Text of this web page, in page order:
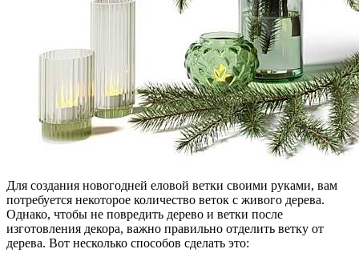
Для создания новогодней еловой ветки своими руками, вам
потребуется некоторое количество веток с живого дерева.
Однако, чтобы не повредить дерево и ветки после
изготовления декора, важно правильно отделить ветку от
дерева. Вот несколько способов сделать это: